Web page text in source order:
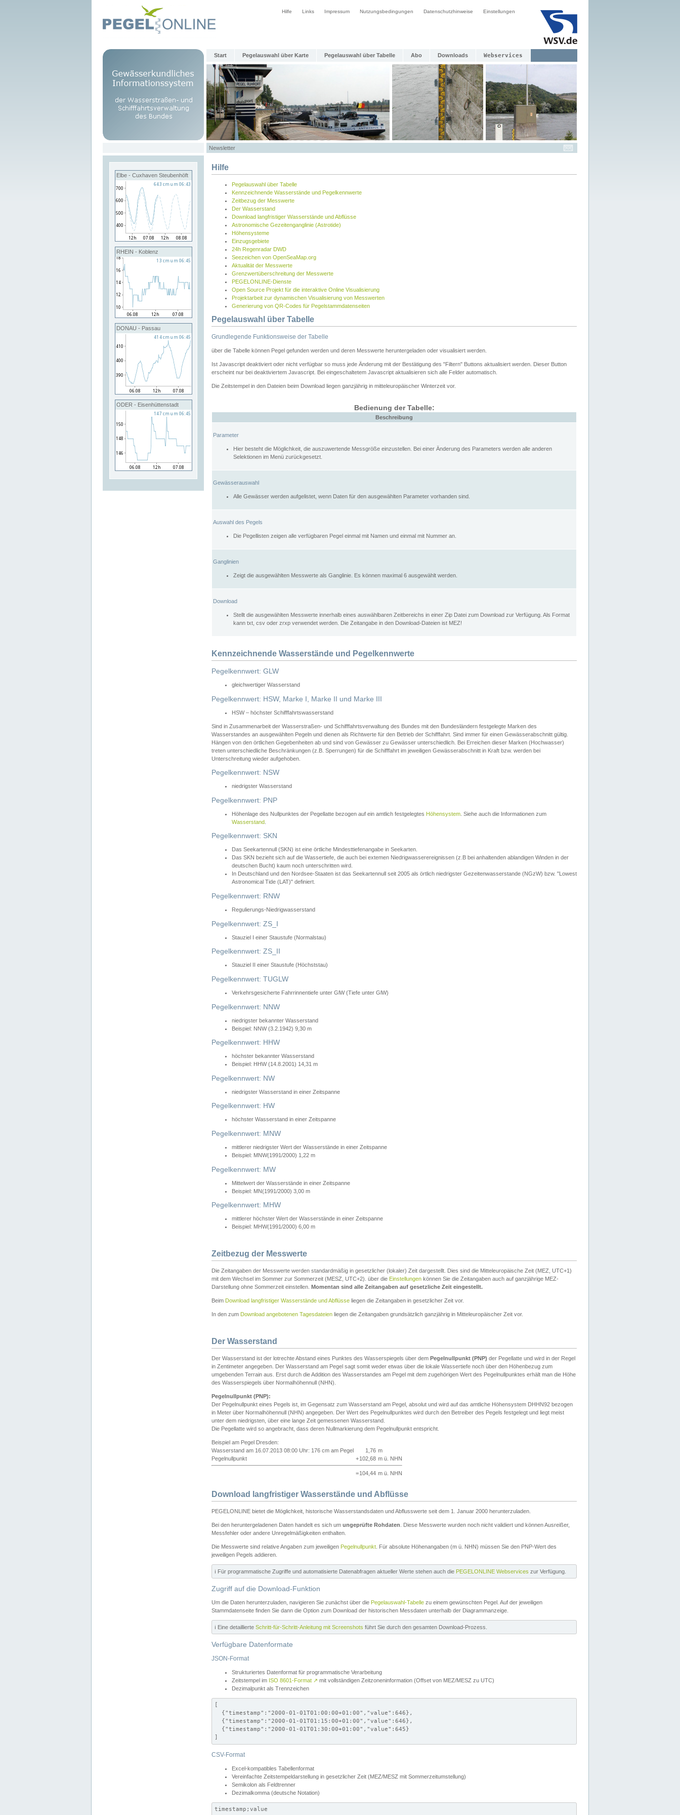
Hilfe Links Impressum Nutzungsbedingungen Datenschutzhinweise Einstellungen
Start Pegelauswahl über Karte Pegelauswahl über Tabelle Abo Downloads Webservices
Newsletter
Elbe - Cuxhaven Steubenhöft
RHEIN - Koblenz
DONAU - Passau
ODER - Eisenhüttenstadt
Hilfe
Pegelauswahl über Tabelle
Kennzeichnende Wasserstände und Pegelkennwerte
Zeitbezug der Messwerte
Der Wasserstand
Download langfristiger Wasserstände und Abflüsse
Astronomische Gezeitenganglinie (Astrotide)
Höhensysteme
Einzugsgebiete
24h Regenradar DWD
Seezeichen von OpenSeaMap.org
Aktualität der Messwerte
Grenzwertüberschreitung der Messwerte
PEGELONLINE-Dienste
Open Source Projekt für die interaktive Online Visualisierung
Projektarbeit zur dynamischen Visualisierung von Messwerten
Generierung von QR-Codes für Pegelstammdatenseiten
Pegelauswahl über Tabelle
Grundlegende Funktionsweise der Tabelle
über die Tabelle können Pegel gefunden werden und deren Messwerte heruntergeladen oder visualisiert werden.
Ist Javascript deaktiviert oder nicht verfügbar so muss jede Änderung mit der Bestätigung des "Filtern" Buttons aktualisiert werden. Dieser Button
erscheint nur bei deaktiviertem Javascript. Bei eingeschaltetem Javascript aktualisieren sich alle Felder automatisch.
Die Zeitstempel in den Dateien beim Download liegen ganzjährig in mitteleuropäischer Winterzeit vor.
Bedienung der Tabelle:
Beschreibung
Parameter
Hier besteht die Möglichkeit, die auszuwertende Messgröße einzustellen. Bei einer Änderung des Parameters werden alle anderen
Selektionen im Menü zurückgesetzt.
Gewässerauswahl
Alle Gewässer werden aufgelistet, wenn Daten für den ausgewählten Parameter vorhanden sind.
Auswahl des Pegels
Die Pegellisten zeigen alle verfügbaren Pegel einmal mit Namen und einmal mit Nummer an.
Ganglinien
Zeigt die ausgewählten Messwerte als Ganglinie. Es können maximal 6 ausgewählt werden.
Download
Stellt die ausgewählten Messwerte innerhalb eines auswählbaren Zeitbereichs in einer Zip Datei zum Download zur Verfügung. Als Format
kann txt, csv oder zrxp verwendet werden. Die Zeitangabe in den Download-Dateien ist MEZ!
Kennzeichnende Wasserstände und Pegelkennwerte
Pegelkennwert: GLW
gleichwertiger Wasserstand
Pegelkennwert: HSW, Marke I, Marke II und Marke III
HSW – höchster Schifffahrtswasserstand
Sind in Zusammenarbeit der Wasserstraßen- und Schifffahrtsverwaltung des Bundes mit den Bundesländern festgelegte Marken des
Wasserstandes an ausgewählten Pegeln und dienen als Richtwerte für den Betrieb der Schifffahrt. Sind immer für einen Gewässerabschnitt gültig.
Hängen von den örtlichen Gegebenheiten ab und sind von Gewässer zu Gewässer unterschiedlich. Bei Erreichen dieser Marken (Hochwasser)
treten unterschiedliche Beschränkungen (z.B. Sperrungen) für die Schifffahrt im jeweiligen Gewässerabschnitt in Kraft bzw. werden bei
Unterschreitung wieder aufgehoben.
Pegelkennwert: NSW
niedrigster Wasserstand
Pegelkennwert: PNP
Höhenlage des Nullpunktes der Pegellatte bezogen auf ein amtlich festgelegtes Höhensystem . Siehe auch die Informationen zum
Wasserstand
Pegelkennwert: SKN
Das Seekartennull (SKN) ist eine örtliche Mindesttiefenangabe in Seekarten.
Das SKN bezieht sich auf die Wassertiefe, die auch bei extemen Niedrigwasserereignissen (z.B bei anhaltenden ablandigen Winden in der
deutschen Bucht) kaum noch unterschritten wird.
In Deutschland und den Nordsee-Staaten ist das Seekartennull seit 2005 als örtlich niedrigster Gezeitenwasserstande (NGzW) bzw. "Lowest
Astronomical Tide (LAT)" definiert.
Pegelkennwert: RNW
Regulierungs-Niedrigwasserstand
Pegelkennwert: ZS_I
Stauziel I einer Staustufe (Normalstau)
Pegelkennwert: ZS_II
Stauziel II einer Staustufe (Höchststau)
Pegelkennwert: TUGLW
Verkehrsgesicherte Fahrrinnentiefe unter GlW (Tiefe unter GlW)
Pegelkennwert: NNW
niedrigster bekannter Wasserstand
Beispiel: NNW (3.2.1942) 9,30 m
Pegelkennwert: HHW
höchster bekannter Wasserstand
Beispiel: HHW (14.8.2001) 14,31 m
Pegelkennwert: NW
niedrigster Wasserstand in einer Zeitspanne
Pegelkennwert: HW
höchster Wasserstand in einer Zeitspanne
Pegelkennwert: MNW
mittlerer niedrigster Wert der Wasserstände in einer Zeitspanne
Beispiel: MNW(1991/2000) 1,22 m
Pegelkennwert: MW
Mittelwert der Wasserstände in einer Zeitspanne
Beispiel: MN(1991/2000) 3,00 m
Pegelkennwert: MHW
mittlerer höchster Wert der Wasserstände in einer Zeitspanne
Beispiel: MHW(1991/2000) 6,00 m
Zeitbezug der Messwerte
Die Zeitangaben der Messwerte werden standardmäßig in gesetzlicher (lokaler) Zeit dargestellt. Dies sind die Mitteleuropäische Zeit (MEZ, UTC+1)
mit dem Wechsel im Sommer zur Sommerzeit (MESZ, UTC+2). über die Einstellungen können Sie die Zeitangaben auch auf ganzjährige MEZ-
Darstellung ohne Sommerzeit einstellen. Momentan sind alle Zeitangaben auf gesetzliche Zeit eingestellt.
Beim Download langfristiger Wasserstände und Abflüsse liegen die Zeitangaben in gesetzlicher Zeit vor.
In den zum Download angebotenen Tagesdateien liegen die Zeitangaben grundsätzlich ganzjährig in Mitteleuropäischer Zeit vor.
Der Wasserstand
Der Wasserstand ist der lotrechte Abstand eines Punktes des Wasserspiegels über dem Pegelnullpunkt (PNP) der Pegellatte und wird in der Regel
in Zentimeter angegeben. Der Wasserstand am Pegel sagt somit weder etwas über die lokale Wassertiefe noch über den Höhenbezug zum
umgebenden Terrain aus. Erst durch die Addition des Wasserstandes am Pegel mit dem zugehörigen Wert des Pegelnullpunktes erhält man die Höhe
des Wasserspiegels über Normalhöhennull (NHN).
Pegelnullpunkt (PNP):
Der Pegelnullpunkt eines Pegels ist, im Gegensatz zum Wasserstand am Pegel, absolut und wird auf das amtliche Höhensystem DHHN92 bezogen
in Meter über Normalhöhennull (NHN) angegeben. Der Wert des Pegelnullpunktes wird durch den Betreiber des Pegels festgelegt und liegt meist
unter dem niedrigsten, über eine lange Zeit gemessenen Wasserstand.
Die Pegellatte wird so angebracht, dass deren Nullmarkierung dem Pegelnullpunkt entspricht.
Beispiel am Pegel Dresden:
Wasserstand am 16.07.2013 08:00 Uhr: 176 cm am Pegel
1,76 m
Pegelnullpunkt
+102,68 m ü. NHN
=104,44 m ü. NHN
Download langfristiger Wasserstände und Abflüsse
PEGELONLINE bietet die Möglichkeit, historische Wasserstandsdaten und Abflusswerte seit dem 1. Januar 2000 herunterzuladen.
Bei den heruntergeladenen Daten handelt es sich um ungeprüfte Rohdaten . Diese Messwerte wurden noch nicht validiert und können Ausreißer,
Messfehler oder andere Unregelmäßigkeiten enthalten.
Die Messwerte sind relative Angaben zum jeweiligen Pegelnullpunkt . Für absolute Höhenangaben (m ü. NHN) müssen Sie den PNP-Wert des
jeweiligen Pegels addieren.
ℹ️ Für programmatische Zugriffe und automatisierte Datenabfragen aktueller Werte stehen auch die PEGELONLINE Webservices zur Verfügung.
Zugriff auf die Download-Funktion
Um die Daten herunterzuladen, navigieren Sie zunächst über die Pegelauswahl-Tabelle zu einem gewünschten Pegel. Auf der jeweiligen
Stammdatenseite finden Sie dann die Option zum Download der historischen Messdaten unterhalb der Diagrammanzeige.
ℹ️ Eine detaillierte Schritt-für-Schritt-Anleitung mit Screenshots führt Sie durch den gesamten Download-Prozess.
Verfügbare Datenformate
JSON-Format
Strukturiertes Datenformat für programmatische Verarbeitung
Zeitstempel im ISO 8601-Format ↗ mit vollständigen Zeitzoneninformation (Offset von MEZ/MESZ zu UTC)
Dezimalpunkt als Trennzeichen
[
  {"timestamp":"2000-01-01T01:00:00+01:00","value":646},
  {"timestamp":"2000-01-01T01:15:00+01:00","value":646},
  {"timestamp":"2000-01-01T01:30:00+01:00","value":645}
]
CSV-Format
Excel-kompatibles Tabellenformat
Vereinfachte Zeitstempeldarstellung in gesetzlicher Zeit (MEZ/MESZ mit Sommerzeitumstellung)
Semikolon als Feldtrenner
Dezimalkomma (deutsche Notation)
timestamp;value